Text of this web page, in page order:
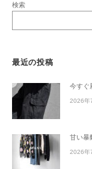
検索
最近の投稿
今すぐ
2026年
甘い暴
2026年